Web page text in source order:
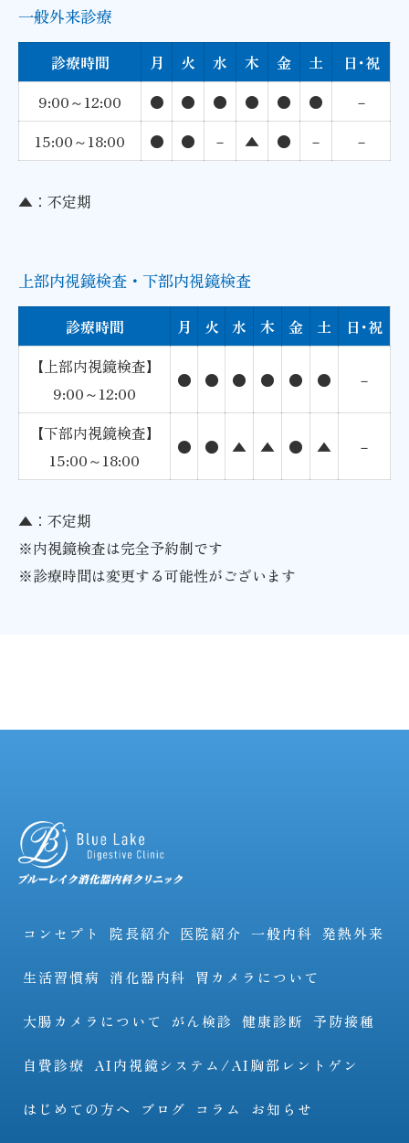
一般外来診療
診療時間 月 火 水 木 金 土
日･祝
9:00～12:00
● ● ● ● ● ●
－
15:00～18:00
● ● － ▲ ● － －
▲：不定期
上部内視鏡検査・下部内視鏡検査
診療時間 月 火 水 木 金 土
日･祝
【上部内視鏡検査】
9:00～12:00
● ● ● ● ● ● －
【下部内視鏡検査】
15:00～18:00
● ● ▲ ▲ ● ▲ －
▲：不定期
※内視鏡検査は完全予約制です
※診療時間は変更する可能性がございます
コンセプト 院長紹介 医院紹介 一般内科 発熱外来
生活習慣病 消化器内科 胃カメラについて
大腸カメラについて がん検診 健康診断 予防接種
自費診療 AI内視鏡システム/AI胸部レントゲン
はじめての方へ ブログ コラム お知らせ